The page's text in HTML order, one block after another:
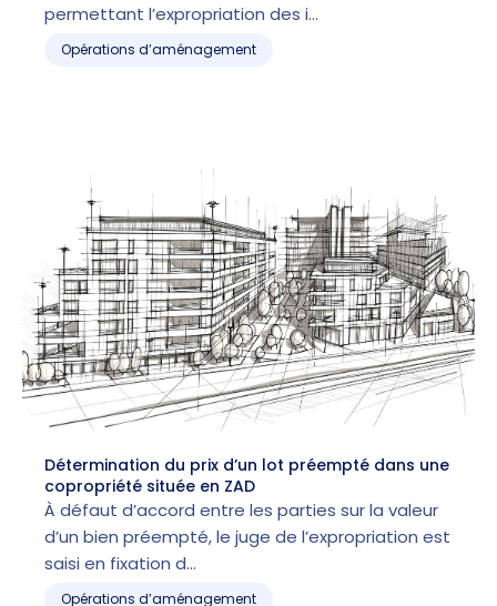
permettant l’expropriation des i…
Opérations d’aménagement
Détermination du prix d’un lot préempté dans une
copropriété située en ZAD
À défaut d’accord entre les parties sur la valeur
d’un bien préempté, le juge de l’expropriation est
saisi en fixation d…
Opérations d’aménagement